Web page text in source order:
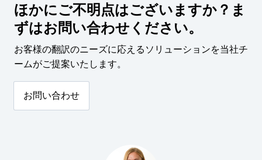
ほかにご不明点はございますか？ま
ずはお問い合わせください。
お客様の翻訳のニーズに応えるソリューションを当社チ
ームがご提案いたします。
お問い合わせ